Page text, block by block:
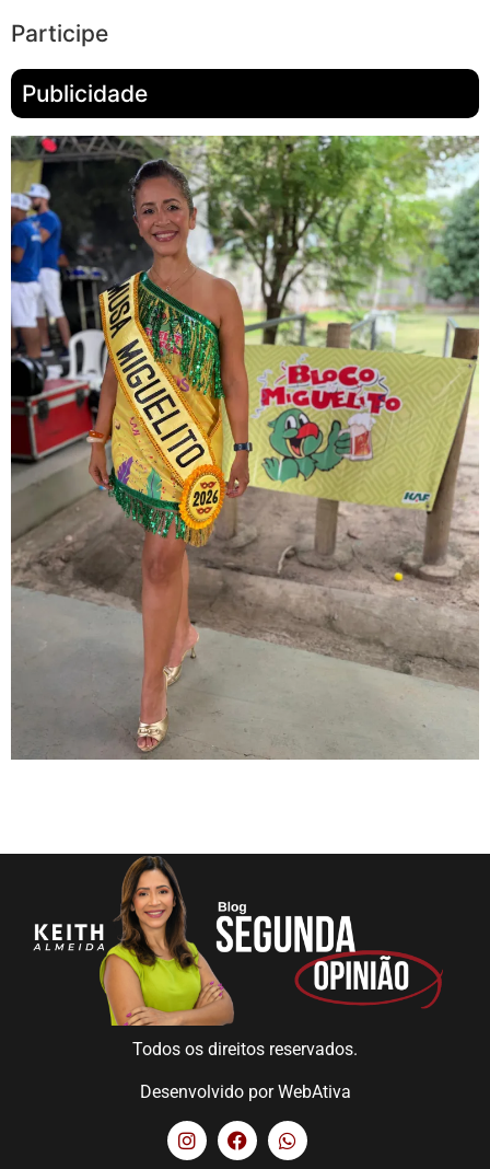
Participe
Publicidade
Todos os direitos reservados.
Desenvolvido porWebAtiva